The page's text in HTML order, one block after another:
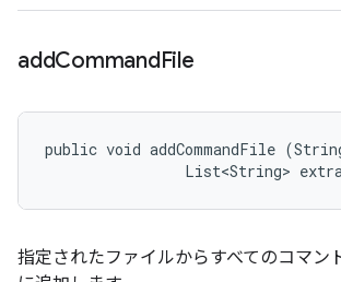
addCommandFile
public void addCommandFile
List<String>
指定されたファイルからすべてのコマン